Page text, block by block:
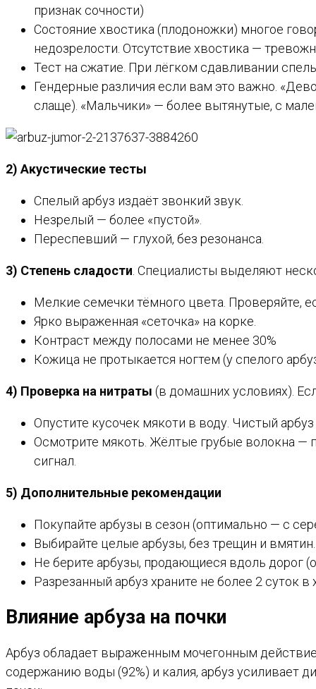
признак сочности)
Состояние хвостика (плодоножки) многое
недозрелости. Отсутствие хвостика —
Тест на сжатие. При лёгком сдавливании
Гендерные различия если вам это важно.
слаще). «Мальчики» — более вытянутые, с
2) Акустические тесты
Спелый арбуз издаёт звонкий звук.
Незрелый — более «пустой».
Переспевший — глухой, без резонанса.
3) Степень сладости. Специалисты выделяют
Мелкие семечки тёмного цвета. Проверяйте,
Ярко выраженная «сеточка» на корке.
Контраст между полосами не менее 30%
Кожица не протыкается ногтем (у спелого
4) Проверка на нитраты (в домашних условиях).
Опустите кусочек мякоти в воду. Чистый
Осмотрите мякоть. Жёлтые грубые волокна —
сигнал.
5) Дополнительные рекомендации
Покупайте арбузы в сезон (оптимально — с
Выбирайте целые арбузы, без трещин и вмятин.
Не берите арбузы, продающиеся вдоль дорог
Разрезанный арбуз храните не более 2 суток
Влияние арбуза на почки
Арбуз обладает выраженным мочегонным
содержанию воды (92%) и калия, арбуз усиливает